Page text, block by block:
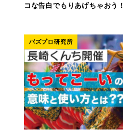
コな告白でもりあげちゃおう！
バズプロ研究所